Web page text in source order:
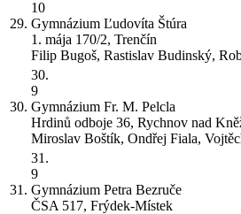
29.
10
Gymnázium Ľudovíta Štúra
1. mája 170/2, Trenčín
Filip Bugoš, Rastislav Budinský,
30.
30.
9
Gymnázium Fr. M. Pelcla
Hrdinů odboje 36, Rychnov nad
Miroslav Boštík, Ondřej Fiala,
31.
31.
9
Gymnázium Petra Bezruče
ČSA 517, Frýdek-Místek